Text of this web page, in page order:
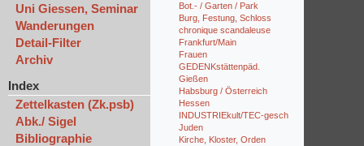
Uni Giessen, Seminar
Wanderungen
Detail-Filter
Archiv
Index
Zettelkasten (Zk.psb)
Abk./ Sigel
Bibliographie
Bot.- / Garten / Park
Burg, Festung, Schloss
chronique scandaleuse
Frankfurt/Main
Frauen
GEDENKstättenpäd.
Gießen
Habsburg / Österreich
Hessen
INDUSTRIEkult/TEC-gesch
Juden
Kirche, Kloster, Orden